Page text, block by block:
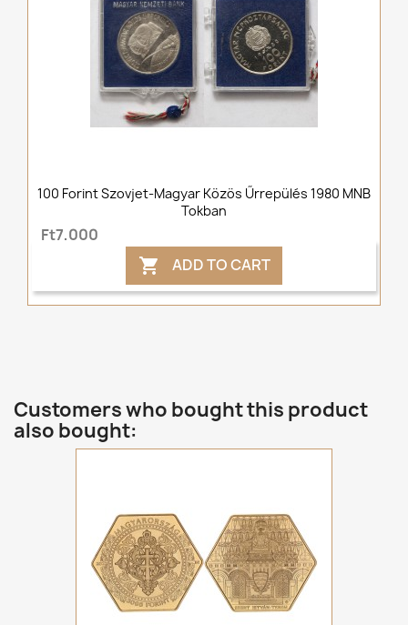
100 Forint Szovjet-Magyar Közös Űrrepülés 1980 MNB
Tokban
Ft7,000
 ADD TO CART
Customers who bought this product
also bought: